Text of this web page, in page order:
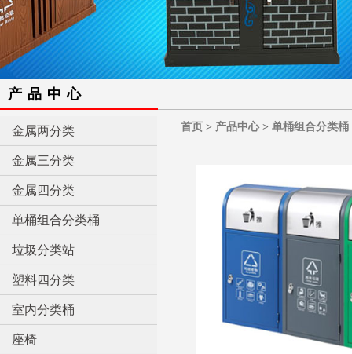
产品中心
金属两分类
金属三分类
金属四分类
单桶组合分类桶
垃圾分类站
塑料四分类
室内分类桶
座椅
首页 > 产品中心> 单桶组合分类桶